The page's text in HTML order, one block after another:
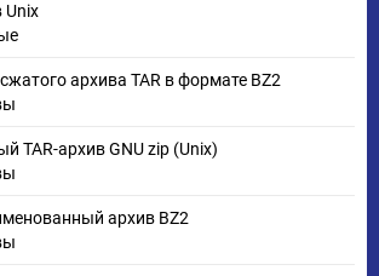
Unix
архива TAR в формате BZ2
TAR-архив GNU zip (Unix)
архив BZ2